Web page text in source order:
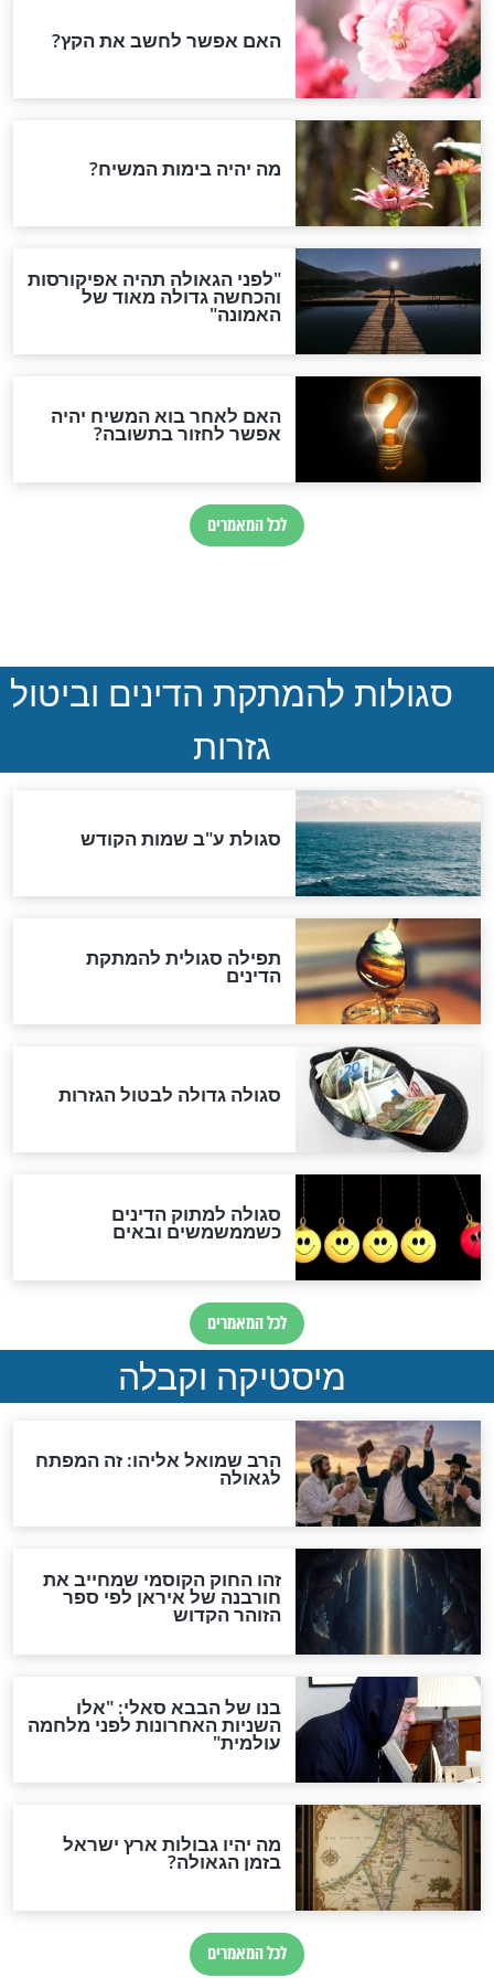
בתשובה תפילה לניסים ולישועות
חדשות יהדות
הותר לפרסום: לוחמי מילואים
נהרגו בדרום לבנון
ההסכם החשאי של טראמפ
ואיראן: בלי שקיפות ועם הרבה
סימני שאלה
המסמך האבוד שנחשף
במרתפי מוסקבה: כתב היד
הנדיר של הרשב"ם התגלה
"מודה לקב"ה על כל השנים"
לכל המאמרים
אחרית הימים
האם אפשר לחשב את הקץ?
מה יהיה בימות המשיח?
"לפני הגאולה תהיה אפיקורסות
והכחשה גדולה מאוד של
האמונה"
האם לאחר בוא המשיח יהיה
אפשר לחזור בתשובה?
לכל המאמרים